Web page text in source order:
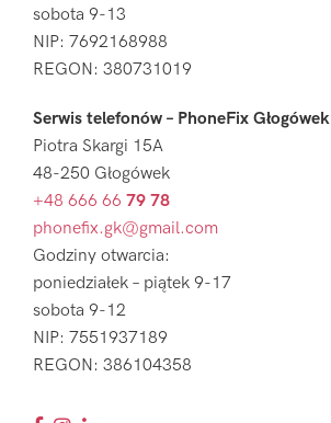
sobota 9-13
NIP: 7692168988
REGON: 380731019
Serwis telefonów – PhoneFix Głogówek
Piotra Skargi 15A
48-250 Głogówek
+48 666 66 79 78
phonefix.gk@gmail.com
Godziny otwarcia:
poniedziałek – piątek 9-17
sobota 9-12
NIP: 7551937189
REGON: 386104358